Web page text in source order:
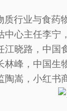
质行业与食药
中心主任李宁
江晓路，中
林峰，中国生
陶嵩，小红书